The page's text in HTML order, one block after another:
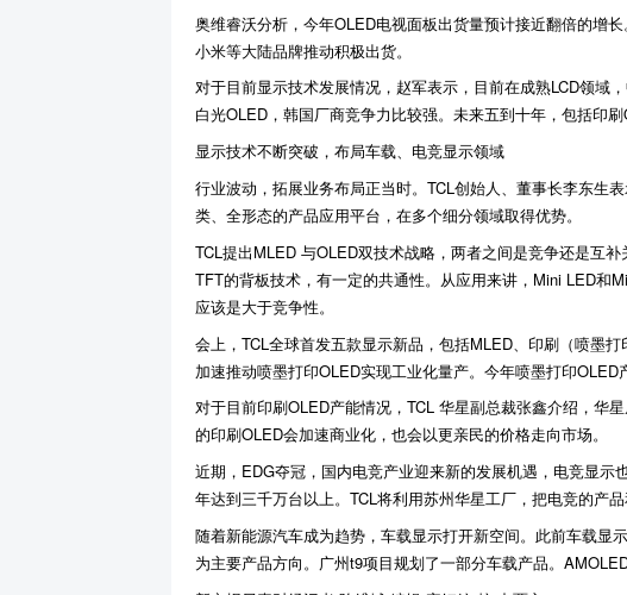
奥维睿沃分析，今年OLED电视面板出货量预计接近翻倍的增
小米等大陆品牌推动积极出货。
对于目前显示技术发展情况，赵军表示，目前在成熟LCD领域
白光OLED，韩国厂商竞争力比较强。未来五到十年，包括印
显示技术不断突破，布局车载、电竞显示领域
行业波动，拓展业务布局正当时。TCL创始人、董事长李东生
类、全形态的产品应用平台，在多个细分领域取得优势。
TCL提出MLED 与OLED双技术战略，两者之间是竞争还是互
TFT的背板技术，有一定的共通性。从应用来讲，Mini LED和
应该是大于竞争性。
会上，TCL全球首发五款显示新品，包括MLED、印刷（喷墨
加速推动喷墨打印OLED实现工业化量产。今年喷墨打印OLED
对于目前印刷OLED产能情况，TCL 华星副总裁张鑫介绍，华
的印刷OLED会加速商业化，也会以更亲民的价格走向市场。
近期，EDG夺冠，国内电竞产业迎来新的发展机遇，电竞显
年达到三千万台以上。TCL将利用苏州华星工厂，把电竞的产
随着新能源汽车成为趋势，车载显示打开新空间。此前车载显
为主要产品方向。广州t9项目规划了一部分车载产品。